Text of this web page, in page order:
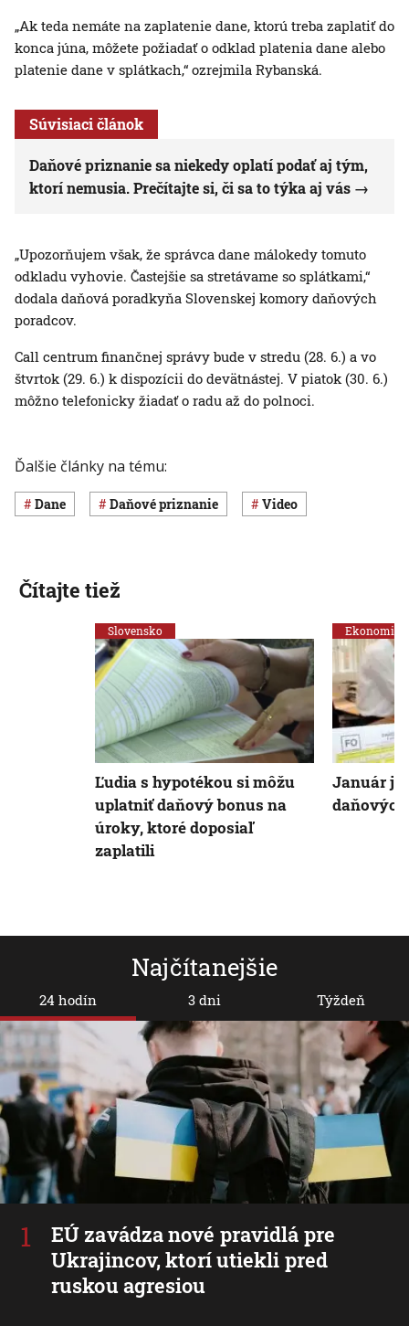
„Ak teda nemáte na zaplatenie dane, ktorú treba zaplatiť do
konca júna, môžete požiadať o odklad platenia dane alebo
platenie dane v splátkach,“ ozrejmila Rybanská.
Súvisiaci článok
Daňové priznanie sa niekedy oplatí podať aj tým,
ktorí nemusia. Prečítajte si, či sa to týka aj vás
„Upozorňujem však, že správca dane málokedy tomuto
odkladu vyhovie. Častejšie sa stretávame so splátkami,“
dodala daňová poradkyňa Slovenskej komory daňových
poradcov.
Call centrum finančnej správy bude v stredu (28. 6.) a vo
štvrtok (29. 6.) k dispozícii do devätnástej. V piatok (30. 6.)
môžno telefonicky žiadať o radu až do polnoci.
Ďalšie články na tému:
dane daňové priznanie Video
Najčítanejšie
24 hodín
EÚ zavádza nové pravidlá pre
Ukrajincov, ktorí utiekli pred
ruskou agresiou
3 dni Týždeň
Čítajte tiež
Slovensko
Ľudia s hypotékou si môžu
uplatniť daňový bonus na
úroky, ktoré doposiaľ
zaplatili
Ekonomika
Január je